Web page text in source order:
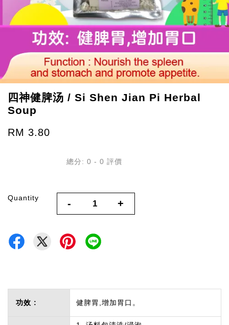
四神健脾汤 / Si Shen Jian Pi Herbal
Soup
RM 3.80
總分: 0 - 0 評價
Quantity - +
功效 : 健脾胃,增加胃口。